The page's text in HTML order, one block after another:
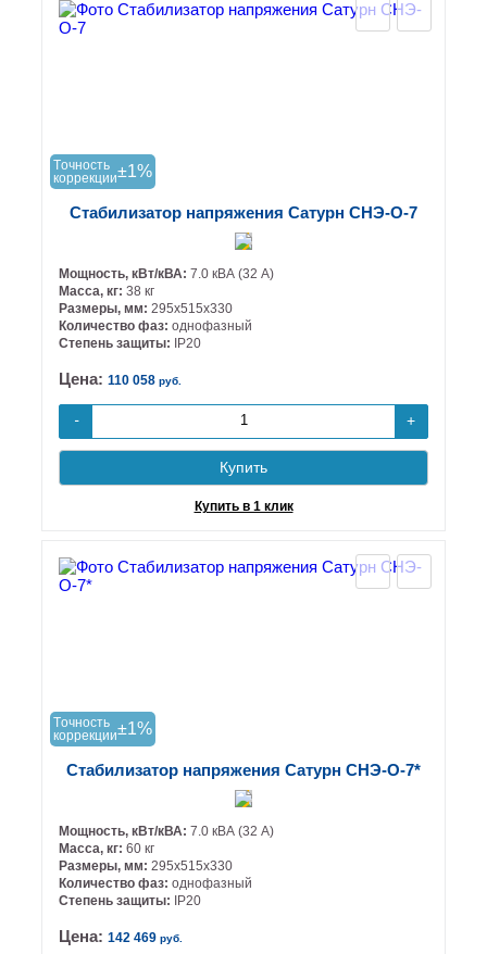
Tочность
коррекции±1%
Стабилизатор напряжения Сатурн СНЭ-О-7
Мощность, кВт/кВА: 7.0 кВА (32 А)
Масса, кг: 38 кг
Размеры, мм: 295х515х330
Количество фаз: однофазный
Степень защиты:
IP20
Цена: 110 058 руб.
- +
Купить
Купить в 1 клик
Tочность
коррекции±1%
Стабилизатор напряжения Сатурн СНЭ-О-7*
Мощность, кВт/кВА: 7.0 кВА (32 А)
Масса, кг: 60 кг
Размеры, мм: 295х515х330
Количество фаз: однофазный
Степень защиты: IP20
Цена: 142 469 руб.